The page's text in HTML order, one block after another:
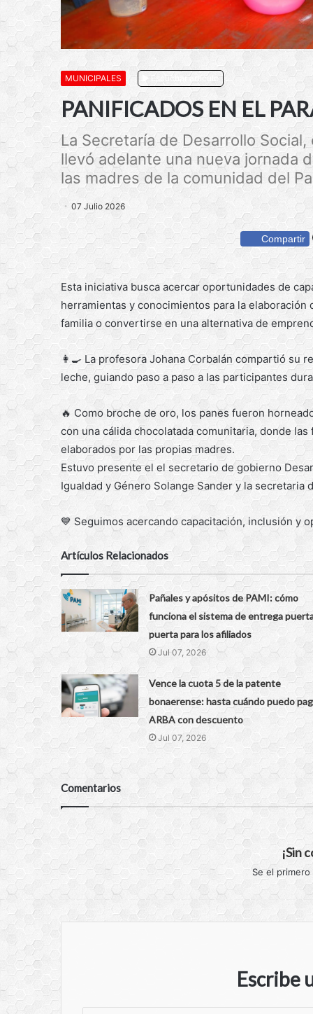
MUNICIPALES Escuchar artículo
PANIFICADOS EN EL
La Secretaría de Desarrollo
llevó adelante una nueva jornada
las madres de la comunidad del
07 Julio 2026
Compartir
Esta iniciativa busca acercar oportunidades de
herramientas y conocimientos para la
familia o convertirse en una alternativa de
👩‍🍳 La profesora Johana Corbalán compartió su
leche, guiando paso a paso a las participantes
🔥 Como broche de oro, los panes fueron
con una cálida chocolatada comunitaria, donde
elaborados por las propias madres.
Estuvo presente el el secretario de gobierno
Igualdad y Género Solange Sander y la
💙 Seguimos acercando capacitación, inclusión y
Artículos Relacionados
Pañales y apósitos de PAMI: cómo
funciona el sistema de entrega
puerta para los afiliados
Jul 07, 2026
Vence la cuota 5 de la patente
bonaerense: hasta cuándo puedo
ARBA con descuento
Jul 07, 2026
Comentarios
¡Sin
Se el
Escribe